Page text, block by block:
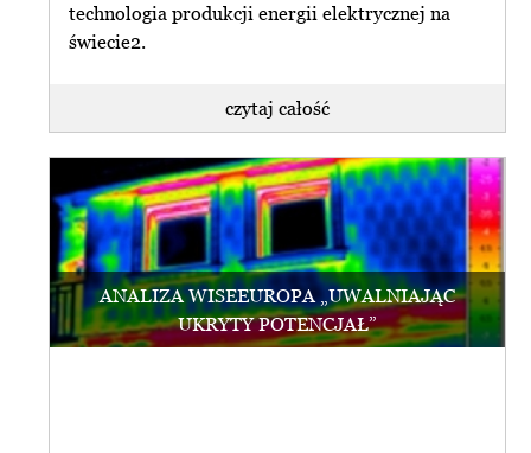
technologia produkcji energii elektrycznej na
świecie2.
czytaj całość
ANALIZA WISEEUROPA „UWALNIAJĄC
UKRYTY POTENCJAŁ”